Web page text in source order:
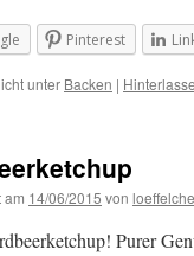
Pinterest
unter Backen |
am 14/06/2015 von
Purer